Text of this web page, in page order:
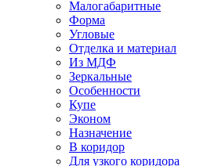
Малогабаритные
Форма
Угловые
Отделка и материал
Из МДФ
Зеркальные
Особенности
Купе
Эконом
Назначение
В коридор
Для узкого коридора